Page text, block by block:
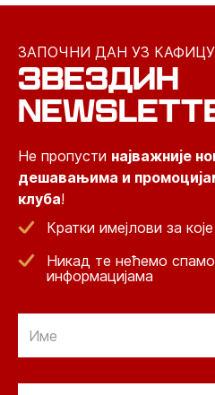
ЗАПОЧНИ ДАН УЗ
ЗВЕЗДИН
Не пропусти најважније
дешавањима и
клуба!
Кратки имејлови за
Никад те нећемо
информацијама